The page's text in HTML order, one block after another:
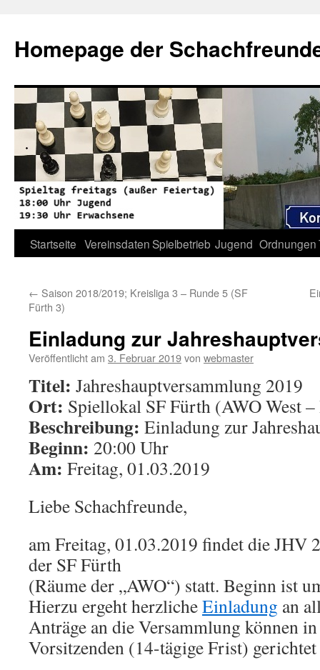
springen
Homepage der
Startseite VereinsdatenSpielbetrieb Jugend Ordnungen
← Saison 2018/2019; Kreisliga 3 – Runde 5 (SF
Fürth 3)
Einladung zur
Veröffentlicht am 3. Februar 2019von webmaster
Titel: Jahreshauptversammlung 2019
Ort: Spiellokal SF Fürth (AWO West
Beschreibung: Einladung zur
Beginn: 20:00 Uhr
Am: Freitag, 01.03.2019
Liebe Schachfreunde,
am Freitag, 01.03.2019 findet die JHV
der SF Fürth
(Räume der „AWO“) statt. Beginn ist
Hierzu ergeht herzlicheEinladung an
Anträge an die Versammlung können
Vorsitzenden (14-tägige Frist)